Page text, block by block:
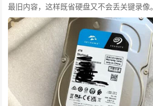
最旧内容，这样既省硬盘又不会丢关键录像。